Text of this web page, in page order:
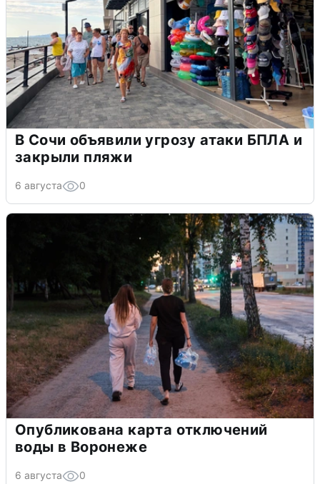
В Сочи объявили угрозу атаки БПЛА и
закрыли пляжи
6 августа 0
Опубликована карта отключений
воды в Воронеже
6 августа 0